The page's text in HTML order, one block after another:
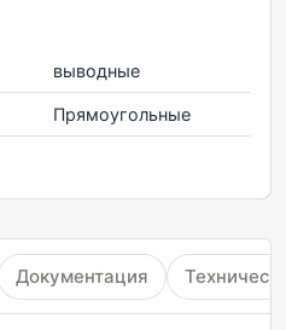
выводные
Прямоугольные
Документация